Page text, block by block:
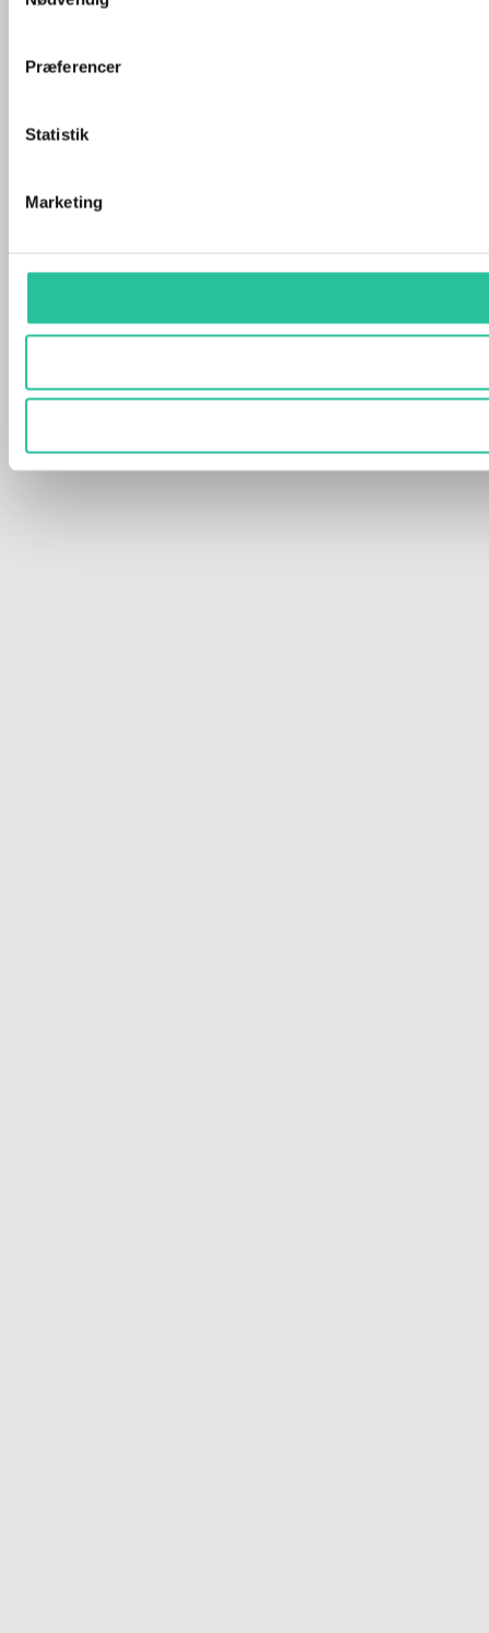
Præferencer
Statistik
Marketing